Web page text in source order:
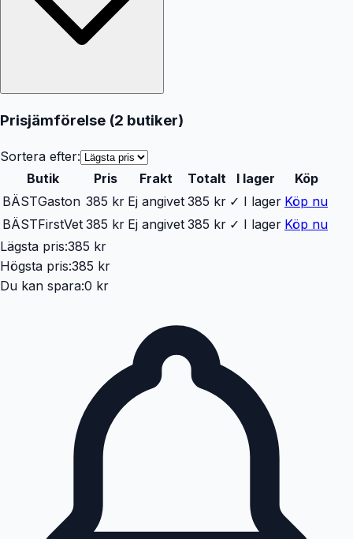
Prisjämförelse (2 butiker)
Sortera efter:
Butik
Pris Frakt Totalt I lager
Köp
BÄSTGaston 385 kr Ej angivet 385 kr ✓ I lager Köp nu
BÄSTFirstVet 385 kr Ej angivet 385 kr ✓ I lager Köp nu
Lägsta pris:385 kr
Högsta pris:385 kr
Du kan spara:0 kr